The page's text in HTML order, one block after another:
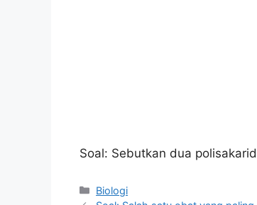
Soal: Sebutkan dua
Kategori
Biologi